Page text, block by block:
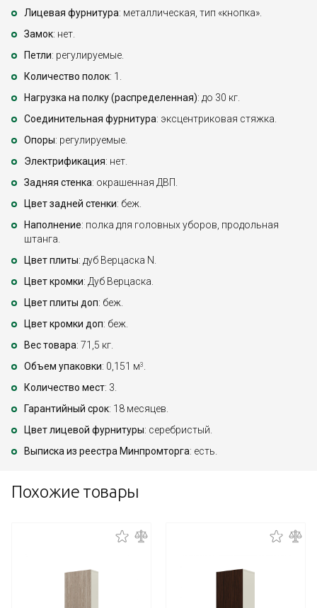
Лицевая фурнитура: металлическая, тип «кнопка».
Замок: нет.
Петли: регулируемые.
Количество полок: 1.
Нагрузка на полку (распределенная): до 30 кг.
Соединительная фурнитура: эксцентриковая стяжка.
Опоры: регулируемые.
Электрификация: нет.
Задняя стенка: окрашенная ДВП.
Цвет задней стенки: беж.
Наполнение: полка для головных уборов, продольная
штанга.
Цвет плиты: дуб Верцаска N.
Цвет кромки: Дуб Верцаска.
Цвет плиты доп: беж.
Цвет кромки доп: беж.
Вес товара: 71,5 кг.
Объем упаковки: 0,151 м3 .
Количество мест: 3.
Гарантийный срок: 18 месяцев.
Цвет лицевой фурнитуры: серебристый.
Выписка из реестра Минпромторга: есть.
Похожие товары